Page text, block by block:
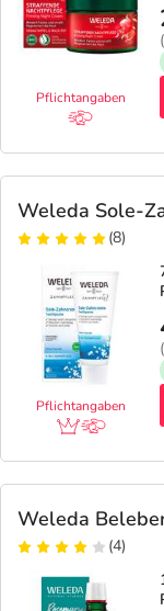
Pflichtangaben
Weleda Sole-
(8)
Pflichtangaben
Weleda
(4)